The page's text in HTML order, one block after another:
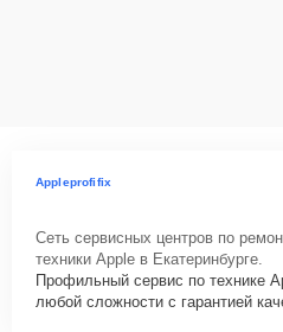
Appleprofifix
Сеть сервисных центров по
техники Apple в Екатеринбурге.
Профильный сервис по технике
любой сложности с гарантией